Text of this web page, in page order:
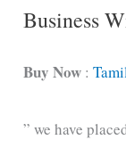
C
t
g
Business
Buy Now :
” we have